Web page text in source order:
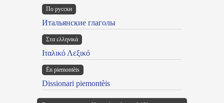
По русски
Итальянские глаголы
Στα ελληνικά
Ιταλικό Λεξικό
Ën piemontèis
Dissionari piemontèis